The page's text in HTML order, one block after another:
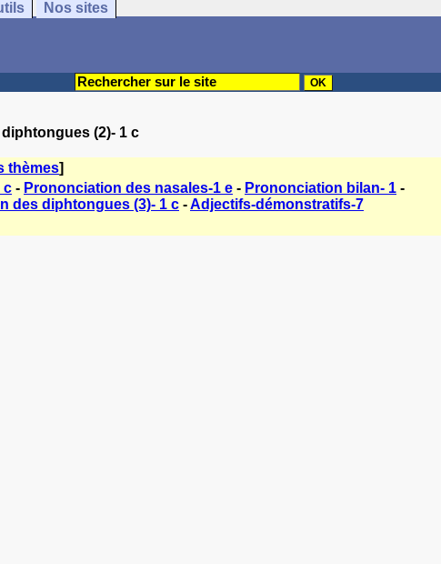
Nos sites
(2)- 1 c
thèmes]
c - Prononciation des nasales-1 e - Prononciation bilan- 1 -
des diphtongues (3)- 1 c -Adjectifs-démonstratifs-7